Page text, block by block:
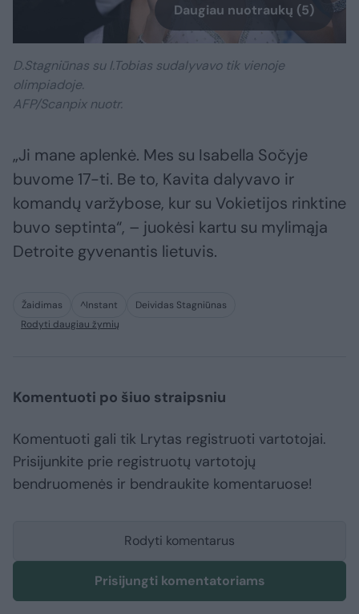
Daugiau nuotraukų (5)
D.Stagniūnas su I.Tobias sudalyvavo tik vienoje
olimpiadoje.
AFP/Scanpix nuotr.
„Ji mane aplenkė. Mes su Isabella Sočyje
buvome 17-ti. Be to, Kavita dalyvavo ir
komandų varžybose, kur su Vokietijos rinktine
buvo septinta“, – juokėsi kartu su mylimąja
Detroite gyvenantis lietuvis.
Žaidimas ^Instant
Deividas Stagniūnas
Rodyti daugiau žymių
Komentuoti po šiuo straipsniu
Komentuoti gali tik Lrytas registruoti vartotojai.
Prisijunkite prie registruotų vartotojų
bendruomenės ir bendraukite komentaruose!
Rodyti komentarus
Prisijungti komentatoriams